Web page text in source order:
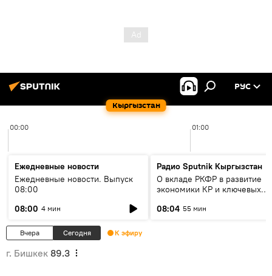
Кыргызстан
РУС
00:00 01:00
Ежедневные новости
Ежедневные новости. Выпуск
08:00
08:00 4 мин
Радио Sputnik Кыргызстан
О вкладе РКФР в развитие
экономики КР и ключевых
08:04 55 мин
Вчера Сегодня К эфиру
г. Бишкек 89.3